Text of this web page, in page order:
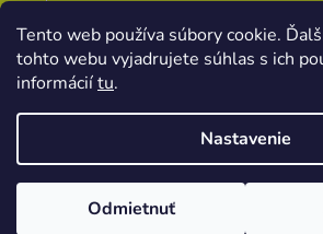
Tento web používa súbory cookie.
tohto webu vyjadrujete súhlas s ich
informáciítu.
Nastavenie
Odmietnuť
Vložením e-mailu súhlasíte s
osobných údajov
PRIHLÁSIŤ SA
Vytvoril Shoptet